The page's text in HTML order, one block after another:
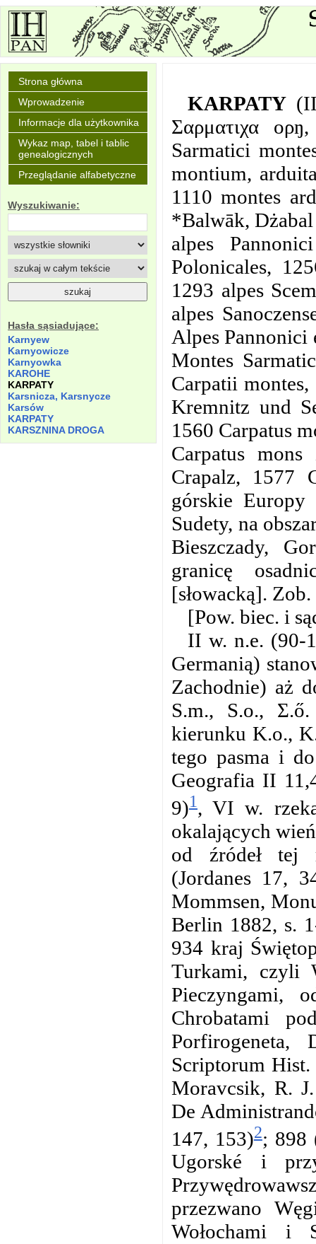
Strona główna
Wprowadzenie
Informacje dla użytkownika
Wykaz map, tabel i tablic
genealogicznych
Przeglądanie alfabetyczne
Wyszukiwanie:
Hasła sąsiadujące:
Karnyew
Karnyowicze
Karnyowka
KAROHE
KARPATY
Karsnicza, Karsnycze
Karsów
KARPATY
KARSZNINA DROGA
KARPATY
Σαρματιχα
Sarmatici
montium,
1110 montes
*Balwāk,
alpes
Polonicales,
1293 alpes
alpes
Alpes Pannonici
Montes
Carpatii
Kremnitz und
1560 Carpatus
Carpatus
Crapalz, 1577
górskie Europy
Sudety, na
Bieszczady,
granicę
[słowacką].
[Pow. biec. i
II w. n.e. (90-
Germanią)
Zachodnie) aż
S.m., S.o.,
kierunku K.o.,
tego pasma i
Geografia II
9)1, VI w.
okalających
od źródeł tej
(Jordanes 17,
Mommsen,
Berlin 1882, s.
934 kraj
Turkami, czyli
Chrobatami
Scriptorum
Moravcsik, R.
De
147, 153)2; 898
Ugorské i
przezwano
Wołochami i